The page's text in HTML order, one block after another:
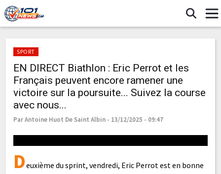
SPORT
EN DIRECT Biathlon : Eric Perrot et les
Français peuvent encore ramener une
victoire sur la poursuite... Suivez la course
avec nous...
Par Antoine Huot De Saint Albin - 13/12/2025 - 09:47
Deuxième du sprint, vendredi, Eric Perrot est en bonne